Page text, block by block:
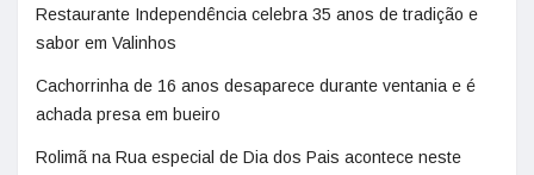
Restaurante Independência celebra 35 anos de tradição e
sabor em Valinhos
Cachorrinha de 16 anos desaparece durante ventania e é
achada presa em bueiro
Rolimã na Rua especial de Dia dos Pais acontece neste